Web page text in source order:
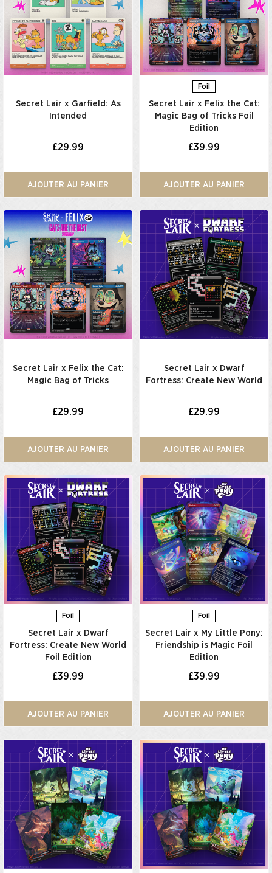
Secret Lair x Garfield: As
Intended​
£29.99
AJOUTER AU PANIER
Foil
Secret Lair x Felix the Cat:
Magic Bag of Tricks Foil
Edition
£39.99
AJOUTER AU PANIER
Secret Lair x Felix the Cat:
Magic Bag of Tricks
£29.99
AJOUTER AU PANIER
Secret Lair x Dwarf
Fortress: Create New World
£29.99
AJOUTER AU PANIER
Foil
Secret Lair x Dwarf
Fortress: Create New World
Foil Edition
£39.99
AJOUTER AU PANIER
Foil
Secret Lair x My Little Pony:
Friendship is Magic Foil
Edition
£39.99
AJOUTER AU PANIER